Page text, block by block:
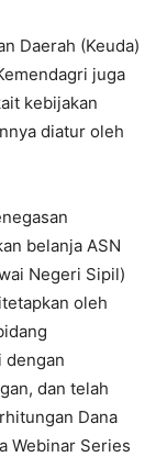
Daerah (Keuda)
juga
kebijakan
diatur oleh
belanja ASN
Negeri Sipil)
oleh
dengan
dan telah
Dana
Webinar Series